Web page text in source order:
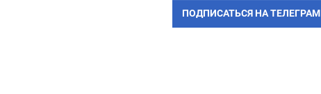
ПОДПИСАТЬСЯ НА ТЕЛЕГРАМ